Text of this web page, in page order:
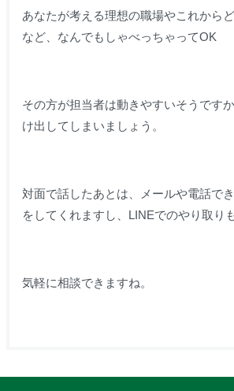
あなたが考える理想の職場やこれから
など、なんでもしゃべっちゃってOK
その方が担当者は動きやすいそうです
け出してしまいましょう。
対面で話したあとは、メールや電話で
をしてくれますし、 LINEでのやり取り
気軽に相談できますね。